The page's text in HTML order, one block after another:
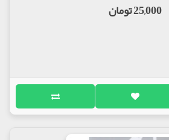
اسلام و دیانت به ابدیت پیوست.
در جنگ خندق به دست وی و
السلام) در جنگ های گوناگون
از آن زبان زد دوست و دشمن است.
شجاعت امیر مؤمنان چه زیبا گفته
25,000 تومان